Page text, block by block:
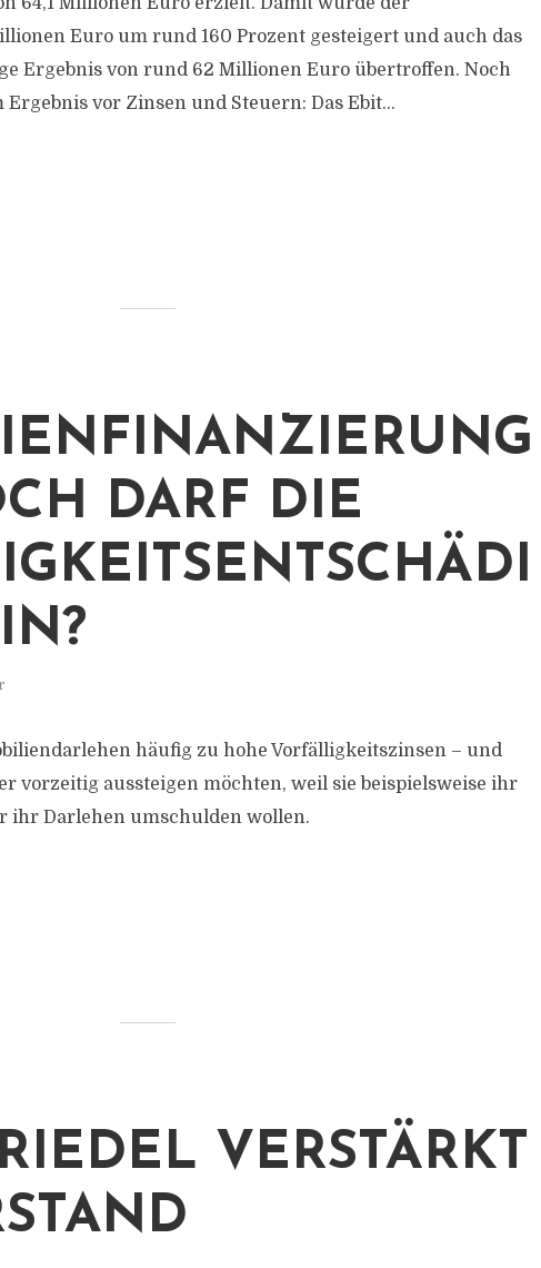
Euro um rund 160 Prozent gesteigert und auch das
Ergebnis von rund 62 Millionen Euro übertroffen. Noch
vor Zinsen und Steuern: Das Ebit...
DARF DIE
häufig zu hohe Vorfälligkeitszinsen – und
vorzeitig aussteigen möchten, weil sie beispielsweise ihr
ihr Darlehen umschulden wollen.
VERSTÄRKT